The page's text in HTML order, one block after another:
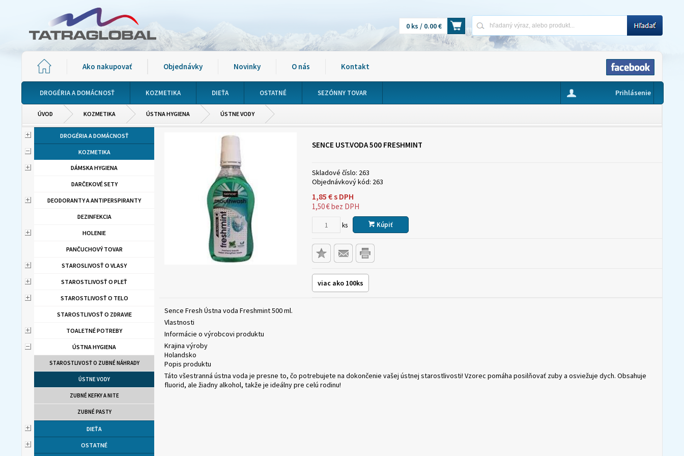
0 ks / 0.00 €
Ako nakupovať Objednávky Novinky O nás Kontakt
DROGÉRIA A DOMÁCNOSŤ KOZMETIKA DIEŤA OSTATNÉ SEZÓNNY TOVAR Prihlásenie
ÚVOD KOZMETIKA ÚSTNA HYGIENA ÚSTNE VODY
DROGÉRIA A DOMÁCNOSŤ
KOZMETIKA
DÁMSKA HYGIENA
DARČEKOVÉ SETY
DEODORANTY A ANTIPERSPIRANTY
DEZINFEKCIA
HOLENIE
PANČUCHOVÝ TOVAR
STAROSLIVOSŤ O VLASY
STAROSTLIVOSŤ O PLEŤ
STAROSTLIVOSŤ O TELO
STAROSTLIVOSŤ O ZDRAVIE
TOALETNÉ POTREBY
ÚSTNA HYGIENA
STAROSTLIVOSŤ O ZUBNÉ NÁHRADY
ÚSTNE VODY
ZUBNÉ KEFKY A NITE
ZUBNÉ PASTY
DIEŤA
OSTATNÉ
SENCE UST.VODA 500 FRESHMINT
Skladové číslo: 263
Objednávkový kód: 263
1,85 €s DPH
1,50€bez DPH
ks Kúpiť
viac ako 100ks
Sence Fresh Ústna voda Freshmint 500 ml.
Vlastnosti
Informácie o výrobcovi produktu
Krajina výroby
Holandsko
Popis produktu
Táto všestranná ústna voda je presne to, čo potrebujete na dokončenie vašej ústnej starostlivosti! Vzorec pomáha posilňovať zuby a osviežuje dych. Obsahuje
fluorid, ale žiadny alkohol, takže je ideálny pre celú rodinu!